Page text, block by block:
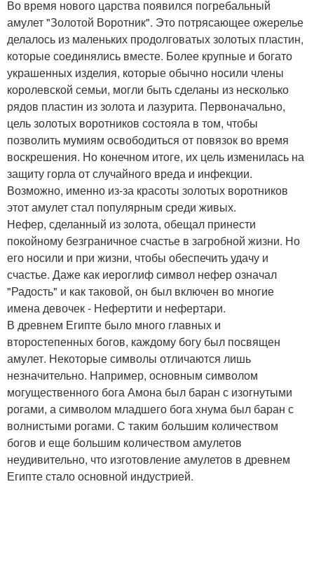
Во время нового царства появился погребальный
амулет "Золотой Воротник". Это потрясающее ожерелье
делалось из маленьких продолговатых золотых пластин,
которые соединялись вместе. Более крупные и богато
украшенных изделия, которые обычно носили члены
королевской семьи, могли быть сделаны из несколько
рядов пластин из золота и лазурита. Первоначально,
цель золотых воротников состояла в том, чтобы
позволить мумиям освободиться от повязок во время
воскрешения. Но конечном итоге, их цель изменилась на
защиту горла от случайного вреда и инфекции.
Возможно, именно из-за красоты золотых воротников
этот амулет стал популярным среди живых.
Нефер, сделанный из золота, обещал принести
покойному безграничное счастье в загробной жизни. Но
его носили и при жизни, чтобы обеспечить удачу и
счастье. Даже как иероглиф символ нефер означал
"Радость" и как таковой, он был включен во многие
имена девочек - Нефертити и нефертари.
В древнем Египте было много главных и
второстепенных богов, каждому богу был посвящен
амулет. Некоторые символы отличаются лишь
незначительно. Например, основным символом
могущественного бога Амона был баран с изогнутыми
рогами, а символом младшего бога хнума был баран с
волнистыми рогами. С таким большим количеством
богов и еще большим количеством амулетов
неудивительно, что изготовление амулетов в древнем
Египте стало основной индустрией.